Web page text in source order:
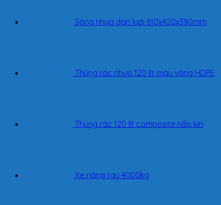
Sóng nhựa đan lưới 610x420x390mm
Thùng rác nhựa 120 lít màu vàng HDPE
Thùng rác 120 lít composite nắp kín
Xe nâng tay 4000kg